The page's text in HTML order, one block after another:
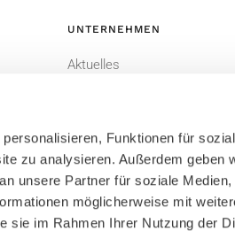
Funktionen für
zu analysieren. Außerdem geben
unsere Partner für soziale Medien,
möglicherweise mit
sie im Rahmen Ihrer Nutzung der
UNTERNEHMEN
Aktuelles
Bildnachweis
Sitemap